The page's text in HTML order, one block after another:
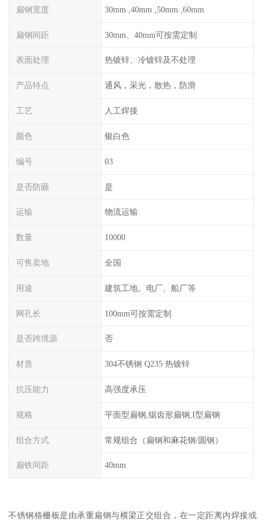
扁钢宽度 30mm ,40mm ,50mm ,60mm
扁钢间距 30mm、40mm可按需定制
表面处理 热镀锌、冷镀锌及不处理
产品特点 通风，采光，散热，防滑
工艺 人工焊接
颜色 银白色
编号 03
是否防砸 是
运输 物流运输
数量 10000
可售卖地 全国
用途 建筑工地、电厂、船厂等
网孔长 100mm可按需定制
是否跨境源 否
材质 304不锈钢 Q235 热镀锌
抗压能力 高强度承压
规格 平面型扁钢,锯齿形扁钢,I型扁钢
组合方式 常规组合（扁钢和麻花钢/圆钢）
扁铁间距 40mm
不锈钢格栅板是由承重扁钢与横梁正交组合，在一定距离内焊接或